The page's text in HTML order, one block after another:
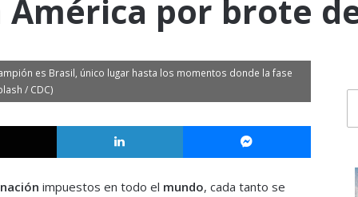
América por brote
es Brasil, único lugar hasta los momentos donde la fase
/ CDC)
X LinkedIn
impuestos en todo el mundo, cada tanto se